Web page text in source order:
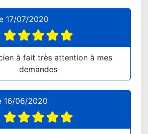
17/07/2020
à fait très attention à mes
demandes
16/06/2020